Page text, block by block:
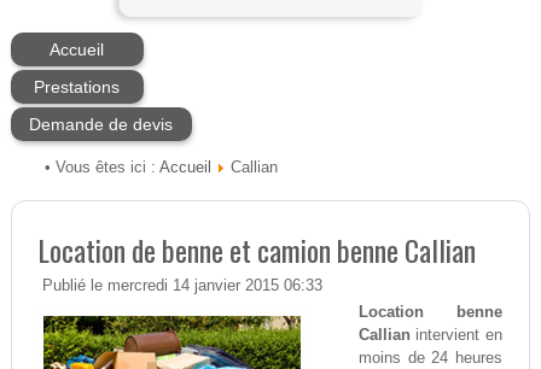
Accueil
Prestations
Demande de devis
• Vous êtes ici : Accueil Callian
Location de benne et camion benne Callian
Publié le mercredi 14 janvier 2015 06:33
Location benne
Callian intervient en
moins de 24 heures